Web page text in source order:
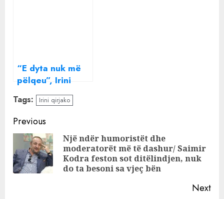
“E dyta nuk më
pëlqeu”, Irini
Qirjako rrëfen si
e priti imitimin që
i bënë në
“Portokalli”
Tags: Irini qirjako
Continue
Reading
Previous
Një ndër humoristët dhe
moderatorët më të dashur/ Saimir
Kodra feston sot ditëlindjen, nuk
do ta besoni sa vjeç bën
Next